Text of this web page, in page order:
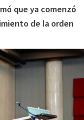
que ya comenzó
de la orden